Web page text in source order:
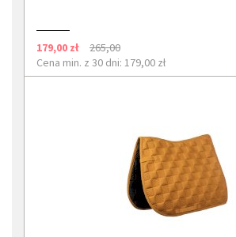
179,00 zł
265,00
Cena min. z 30 dni: 179,00 zł